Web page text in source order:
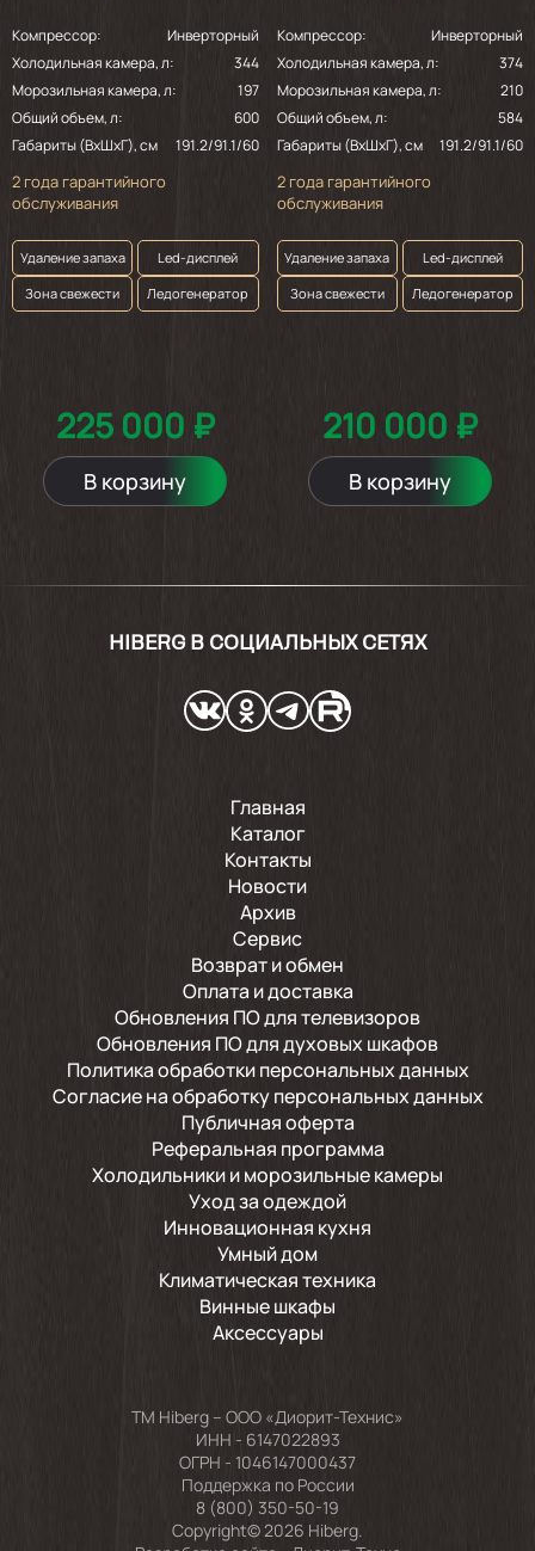
Компрессор:
Инверторный
Холодильная камера, л:
344
Морозильная камера, л:
197
Общий объем, л:
600
Габариты (ВхШхГ), см
191.2/91.1/60
2 года гарантийного
обслуживания
Удаление запаха
Led-дисплей
Зона свежести
Ледогенератор
225 000 ₽
В корзину
Компрессор:
Инверторный
Холодильная камера, л:
374
Морозильная камера, л:
210
Общий объем, л:
584
Габариты (ВхШхГ), см
191.2/91.1/60
2 года гарантийного
обслуживания
Удаление запаха
Led-дисплей
Зона свежести
Ледогенератор
210 000 ₽
В корзину
HIBERG В СОЦИАЛЬНЫХ СЕТЯХ
Главная
Каталог
Контакты
Новости
Архив
Сервис
Возврат и обмен
Оплата и доставка
Обновления ПО для телевизоров
Обновления ПО для духовых шкафов
Политика обработки персональных данных
Согласие на обработку персональных данных
Публичная оферта
Реферальная программа
Холодильники и морозильные камеры
Уход за одеждой
Инновационная кухня
Умный дом
Климатическая техника
Винные шкафы
Аксессуары
TM Hiberg – ООО «Диорит-Технис»
ИНН - 6147022893
ОГРН - 1046147000437
Поддержка по России
8 (800) 350-50-19
Copyright© 2026 Hiberg.